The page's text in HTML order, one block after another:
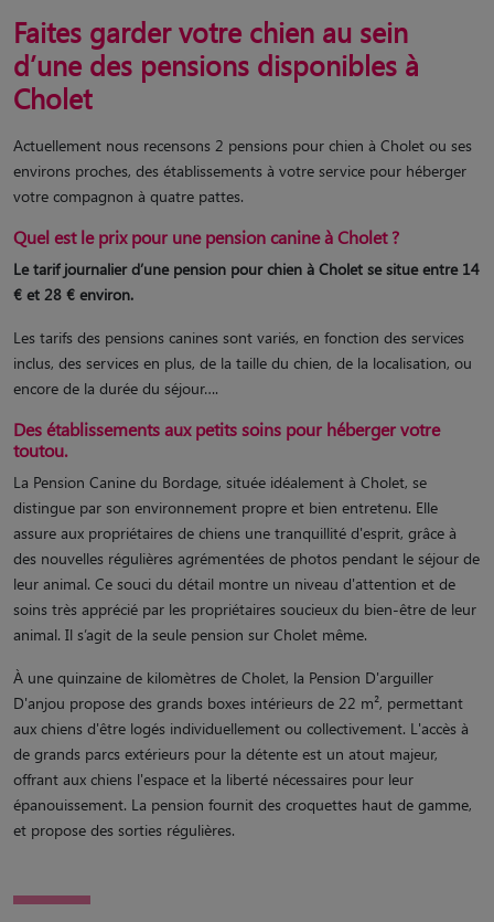
Faites garder votre chien au sein
d’une des pensions disponibles à
Cholet
Actuellement nous recensons 2 pensions pour chien à Cholet ou ses
environs proches, des établissements à votre service pour héberger
votre compagnon à quatre pattes.
Quel est le prix pour une pension canine à Cholet ?
Le tarif journalier d’une pension pour chien à Cholet se situe entre 14
€ et 28 € environ.
Les tarifs des pensions canines sont variés, en fonction des services
inclus, des services en plus, de la taille du chien, de la localisation, ou
encore de la durée du séjour….
Des établissements aux petits soins pour héberger votre
toutou.
La Pension Canine du Bordage, située idéalement à Cholet, se
distingue par son environnement propre et bien entretenu. Elle
assure aux propriétaires de chiens une tranquillité d'esprit, grâce à
des nouvelles régulières agrémentées de photos pendant le séjour de
leur animal. Ce souci du détail montre un niveau d'attention et de
soins très apprécié par les propriétaires soucieux du bien-être de leur
animal. Il s’agit de la seule pension sur Cholet même.
À une quinzaine de kilomètres de Cholet, la Pension D'arguiller
D'anjou propose des grands boxes intérieurs de 22 m², permettant
aux chiens d'être logés individuellement ou collectivement. L'accès à
de grands parcs extérieurs pour la détente est un atout majeur,
offrant aux chiens l'espace et la liberté nécessaires pour leur
épanouissement. La pension fournit des croquettes haut de gamme,
et propose des sorties régulières.